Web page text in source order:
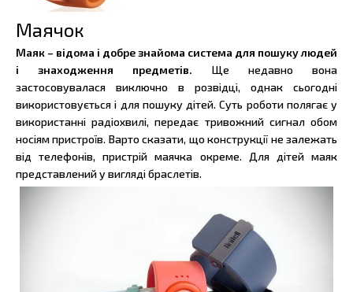
Маячок
Маяк – відома і добре знайома система для пошуку людей
і знаходження предметів. Ще недавно вона
застосовувалася виключно в розвідці, однак сьогодні
використовується і для пошуку дітей. Суть роботи полягає у
використанні радіохвилі, передає тривожний сигнал обом
носіям пристроїв. Варто сказати, що конструкції не залежать
від телефонів, пристрій маячка окреме. Для дітей маяк
представлений у вигляді браслетів.